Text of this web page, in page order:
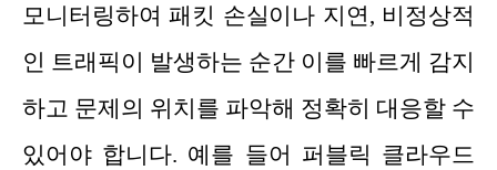
모니터링하여 패킷 손실이나 지연, 비정상적
인 트래픽이 발생하는 순간 이를 빠르게 감지
하고 문제의 위치를 파악해 정확히 대응할 수
있어야 합니다. 예를 들어 퍼블릭 클라우드